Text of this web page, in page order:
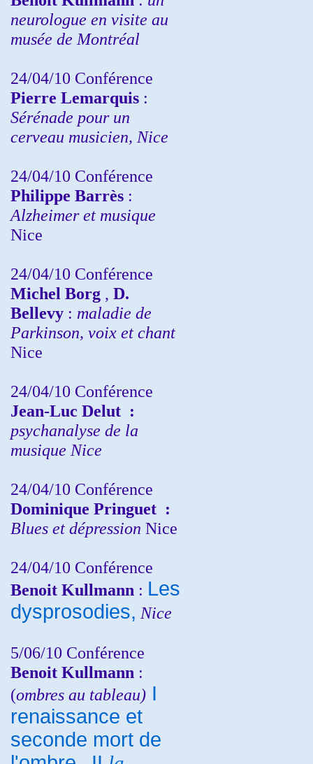
neurologue en visite au
musée de Montréal
24/04/10 Conférence
Pierre Lemarquis :
Sérénade pour un
cerveau musicien, Nice
24/04/10 Conférence
Philippe Barrès :
Alzheimer et musique
Nice
24/04/10 Conférence
Michel Borg , D.
Bellevy : maladie de
Parkinson, voix et chant
Nice
24/04/10 Conférence
Jean-Luc Delut :
psychanalyse de la
musique Nice
24/04/10 Conférence
Dominique Pringuet :
Blues et dépression Nice
24/04/10 Conférence
Benoit Kullmann : Les
dysprosodies, Nice
5/06/10 Conférence
Benoit Kullmann :
(ombres au tableau) I
renaissance et
seconde mort de